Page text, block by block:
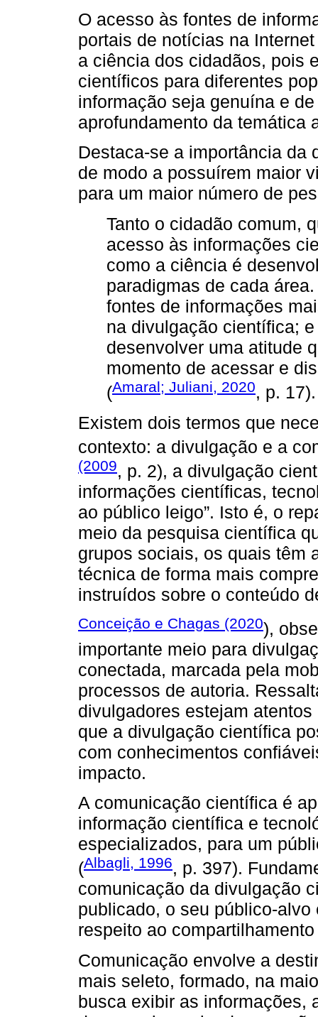
O acesso às fontes de
portais de notícias na
a ciência dos cidadãos, pois
científicos para diferentes
informação seja genuína e
aprofundamento da temática
Destaca-se a importância da
de modo a possuírem maior
para um maior número de
Tanto o cidadão comum,
acesso às informações
como a ciência é
paradigmas de cada
fontes de informações
na divulgação científica;
desenvolver uma atitude
momento de acessar e
(Amaral; Juliani, 2020, p. 17).
Existem dois termos que
contexto: a divulgação e a
(2009, p. 2), a divulgação
informações científicas,
ao público leigo”. Isto é, o
meio da pesquisa científica
grupos sociais, os quais têm
técnica de forma mais
instruídos sobre o conteúdo
Conceição e Chagas (2020),
importante meio para
conectada, marcada pela
processos de autoria.
divulgadores estejam
que a divulgação científica
com conhecimentos
impacto.
A comunicação científica é
informação científica e
especializados, para um
(Albagli, 1996, p. 397).
comunicação da divulgação
publicado, o seu público-
respeito ao
Comunicação envolve a
mais seleto, formado, na
busca exibir as informações,